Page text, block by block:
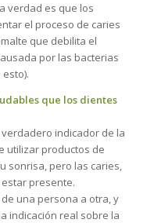
verdad es que los
el proceso de caries
que debilita el
por las bacterias
que los dientes
indicador de la
utilizar productos de
sonrisa, pero las caries,
presente.
una persona a otra, y
indicación real sobre la